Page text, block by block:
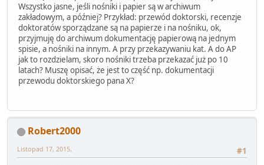
Wszystko jasne, jeśli nośniki i papier są w archiwum
zakładowym, a później? Przykład: przewód doktorski, recenzje
doktoratów sporządzane są na papierze i na nośniku, ok,
przyjmuję do archiwum dokumentację papierową na jednym
spisie, a nośniki na innym. A przy przekazywaniu kat. A do AP
jak to rozdzielam, skoro nośniki trzeba przekazać już po 10
latach? Muszę opisać, że jest to część np. dokumentacji
przewodu doktorskiego pana X?
Robert2000
#1
Listopad 17, 2015,